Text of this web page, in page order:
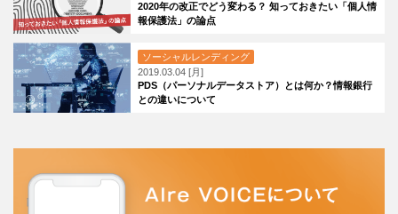
2020年の改正でどう変わる？ 知っておきたい「個人情
報保護法」の論点
ソーシャルレンディング
2019.03.04 [月]
PDS（パーソナルデータストア）とは何か？情報銀行
との違いについて